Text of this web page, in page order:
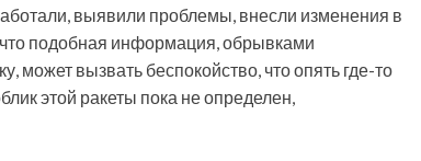
выявили проблемы, внесли изменения в
подобная информация, обрывками
вызвать беспокойство, что опять где-то
этой ракеты пока не определен,